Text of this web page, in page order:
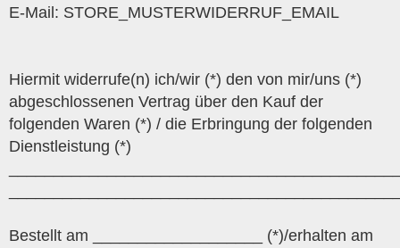
E-Mail: STORE_MUSTERWIDERRUF_EMAIL
Hiermit widerrufe(n) ich/wir (*) den von mir/uns (*)
abgeschlossenen Vertrag über den Kauf der
folgenden Waren (*) / die Erbringung der folgenden
Dienstleistung (*)
Bestellt am ___________________ (*)/erhalten am